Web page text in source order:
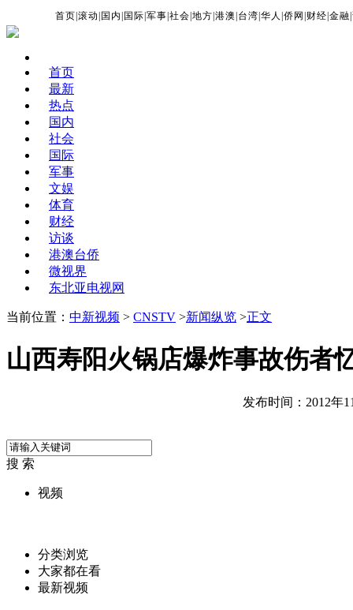
首页 |滚动 国内 国际 |军事 |社会 |地方 |港澳 台湾 |华人 |侨网 财经 |金融 |
首页
最新
热点
国内
社会
国际
军事
文娱
体育
财经
访谈
港澳台侨
微视界
东北亚电视网
当前位置： 中新视频 > CNSTV >新闻纵览 >正文
山西寿阳火锅店爆炸事故伤者
发布时间：2012年
搜 索
视频
分类浏览
大家都在看
最新视频